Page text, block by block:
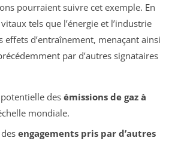
pourraient suivre cet exemple. En
tels que l’énergie et l’industrie
effets d’entraînement, menaçant ainsi
par d’autres signataires
des émissions de gaz à
mondiale.
engagements pris par d’autres